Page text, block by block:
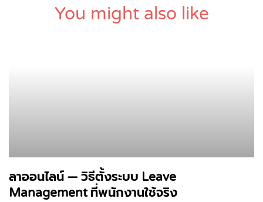
You might also like
ลาออนไลน์ — วิธีตั้งระบบ Leave
Management ที่พนักงานใช้จริง